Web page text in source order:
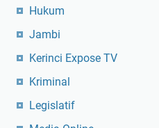
Hukum
Jambi
Kerinci Expose TV
Kriminal
Legislatif